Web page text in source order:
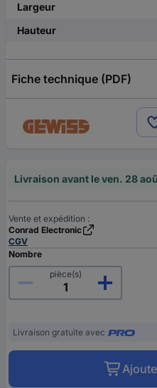
Largeur
Hauteur
Fiche technique (PDF)
Livraison avant le ven. 28
Vente et expédition :
Conrad Electronic
CGV
Nombre
pièce(s)
Livraison gratuite avec